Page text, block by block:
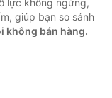
lực không ngừng,
giúp bạn so sánh
không bán hàng.